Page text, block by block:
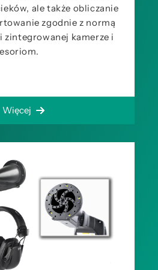
ale także obliczanie
zgodnie z normą
zintegrowanej kamerze i
Więcej